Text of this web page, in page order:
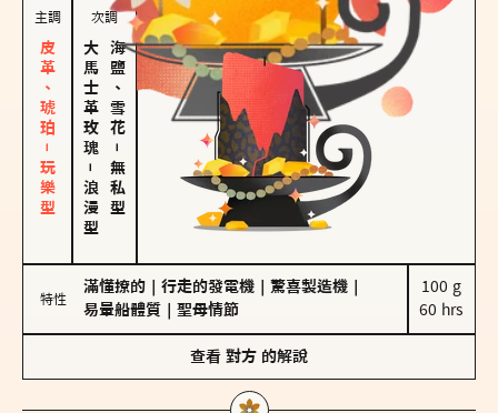
主調
皮革、琥珀－玩樂型
次調
大馬士革玫瑰
－
浪漫型
海鹽、雪花
－
無私型
特性
滿懂撩的 行走的發電機 驚喜製造機
易暈船體質
聖母情節
100 g
60 hrs
查看 對方 的解說